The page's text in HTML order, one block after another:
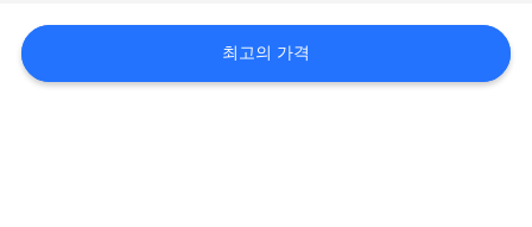
품
최고의 가격